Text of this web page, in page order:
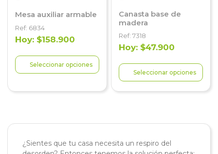
Mesa auxiliar armable
Ref: 6834
Hoy: $158.900
Seleccionar opciones
Canasta base de
madera
Ref: 7318
Hoy: $47.900
Seleccionar opciones
¿Sientes que tu casa necesita un respiro del